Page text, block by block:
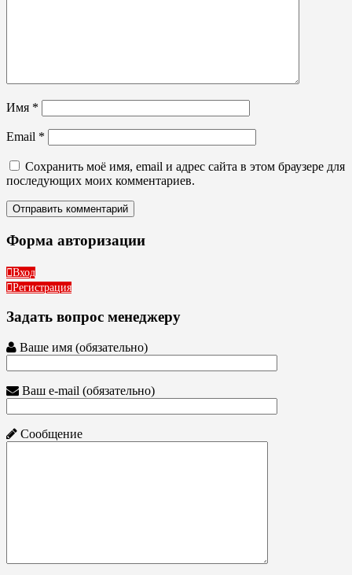
Имя *
Email *
Сохранить моё имя, email и адрес сайта в этом браузере для
последующих моих комментариев.
Форма авторизации
Вход
Регистрация
Задать вопрос менеджеру
Ваше имя (обязательно)
Ваш e-mail (обязательно)
Сообщение